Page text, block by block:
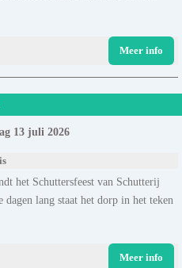
Meer info
13 juli 2026
het Schuttersfeest van Schutterij
lang staat het dorp in het teken
Meer info